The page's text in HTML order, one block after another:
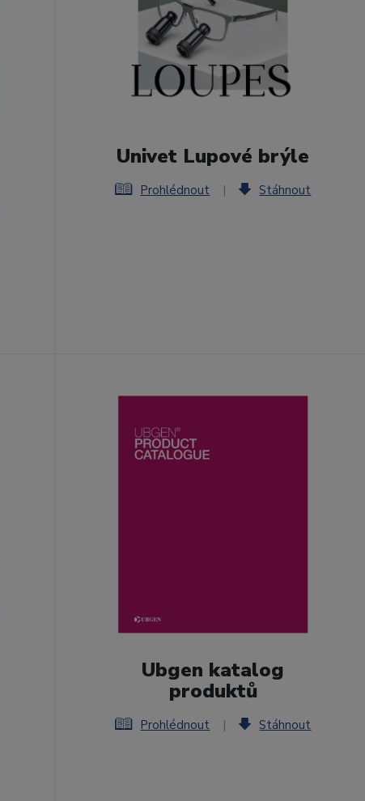
Univet Lupové brýle
Prohlédnout | Stáhnout
Ubgen katalog
produktů
Prohlédnout | Stáhnout